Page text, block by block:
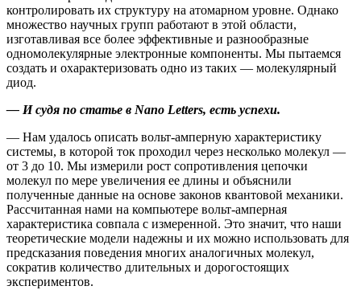
контролировать их структуру на атомарном уровне. Однако
множество научных групп работают в этой области,
изготавливая все более эффективные и разнообразные
одномолекулярные электронные компоненты. Мы пытаемся
создать и охарактеризовать одно из таких — ​молекулярный
диод.
— И судя по статье в Nano Letters, есть успехи.
— Нам удалось описать вольт-амперную характеристику
системы, в которой ток проходил через несколько молекул — ​
от 3 до 10. Мы измерили рост сопротивления цепочки
молекул по мере увеличения ее длины и объяснили
полученные данные на основе законов квантовой механики.
Рассчитанная нами на компьютере вольт-амперная
характеристика совпала с измеренной. Это значит, что наши
теоретические модели надежны и их можно использовать для
предсказания поведения многих аналогичных молекул,
сократив количество длительных и дорогостоящих
экспериментов.